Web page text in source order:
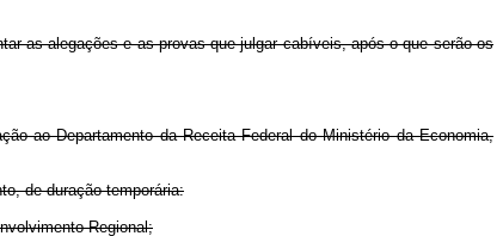
as alegações e as provas que julgar cabíveis, após o que serão os
ao Departamento da Receita Federal do Ministério da Economia,
de duração temporária:
Regional;